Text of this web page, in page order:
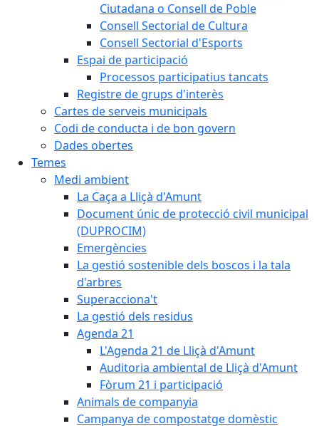
Ciutadana o Consell de Poble
Consell Sectorial de Cultura
Consell Sectorial d'Esports
Espai de participació
Processos participatius tancats
Registre de grups d'interès
Cartes de serveis municipals
Codi de conducta i de bon govern
Dades obertes
Temes
Medi ambient
La Caça a Lliçà d'Amunt
Document únic de protecció civil municipal
(DUPROCIM)
Emergències
La gestió sostenible dels boscos i la tala
d'arbres
Superacciona't
La gestió dels residus
Agenda 21
L'Agenda 21 de Lliçà d'Amunt
Auditoria ambiental de Lliçà d'Amunt
Fòrum 21 i participació
Animals de companyia
Campanya de compostatge domèstic